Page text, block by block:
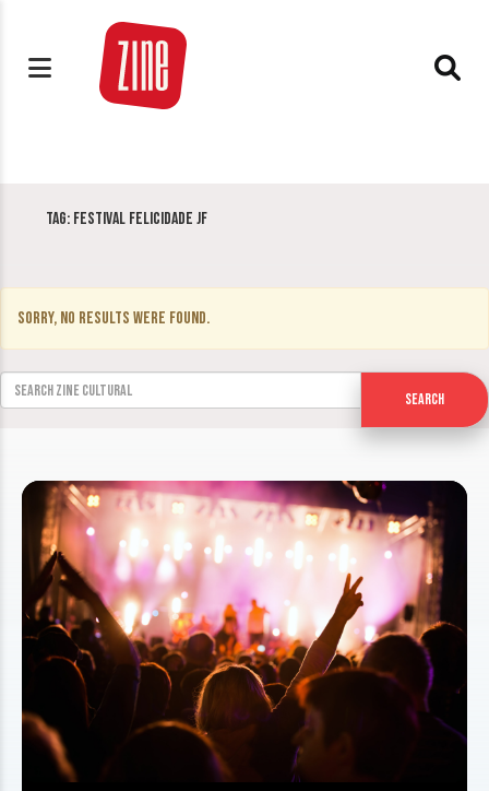
Tag: Festival Felicidade JF
Sorry, no results were found.
Search for:
Search